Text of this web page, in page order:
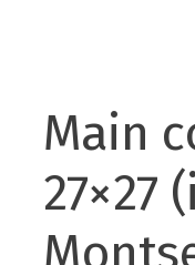
Main
27×27